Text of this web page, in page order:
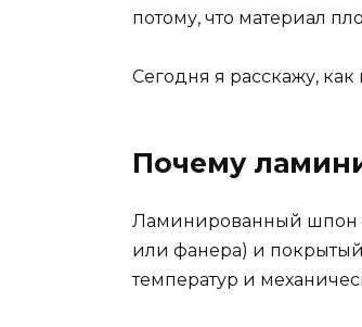
потому, что материал
Сегодня я расскажу, как
Почему
Ламинированный шпон
или фанера) и
температур и